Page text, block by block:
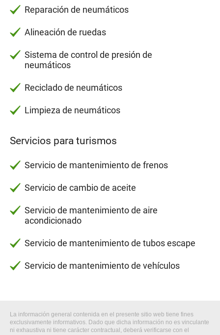
Reparación de neumáticos
Alineación de ruedas
Sistema de control de presión de
neumáticos
Reciclado de neumáticos
Limpieza de neumáticos
Servicios para turismos
Servicio de mantenimiento de frenos
Servicio de cambio de aceite
Servicio de mantenimiento de aire
acondicionado
Servicio de mantenimiento de tubos escape
Servicio de mantenimiento de vehículos
La información general contenida en el presente sitio web tiene fines
exclusivamente informativos. Dado que dicha información no es vinculante
ni exhaustiva ni tiene carácter contractual, deberá verificarse con el